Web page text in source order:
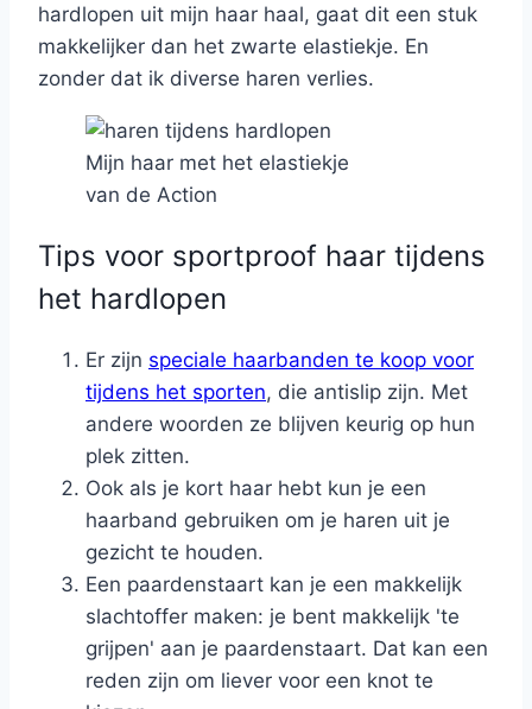
hardlopen uit mijn haar haal, gaat dit een stuk
makkelijker dan het zwarte elastiekje. En
zonder dat ik diverse haren verlies.
Mijn haar met het elastiekje
van de Action
Tips voor sportproof haar tijdens
het hardlopen
Er zijn speciale haarbanden te koop voor
tijdens het sporten, die antislip zijn. Met
andere woorden ze blijven keurig op hun
plek zitten.
Ook als je kort haar hebt kun je een
haarband gebruiken om je haren uit je
gezicht te houden.
Een paardenstaart kan je een makkelijk
slachtoffer maken: je bent makkelijk 'te
grijpen' aan je paardenstaart. Dat kan een
reden zijn om liever voor een knot te